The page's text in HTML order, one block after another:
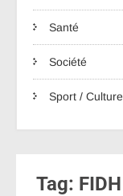
Santé
Société
Sport / Culture
Tag: FIDH